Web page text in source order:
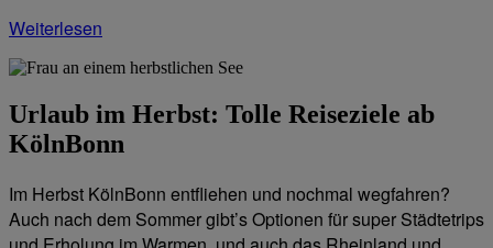
Weiterlesen
Urlaub im Herbst: Tolle Reiseziele ab
KölnBonn
Im Herbst KölnBonn entfliehen und nochmal wegfahren?
Auch nach dem Sommer gibt’s Optionen für super Städtetrips